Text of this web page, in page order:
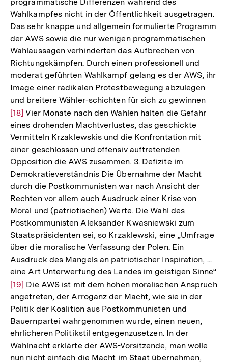
Wahlkampfes nicht in der Öffentlichkeit ausgetragen.
Das sehr knappe und allgemein formulierte Programm
der AWS sowie die nur wenigen programmatischen
Wahlaussagen verhinderten das Aufbrechen von
Richtungskämpfen. Durch einen professionell und
moderat geführten Wahlkampf gelang es der AWS, ihr
Image einer radikalen Protestbewegung abzulegen
und breitere Wähler-schichten für sich zu gewinnen
[18] Vier Monate nach den Wahlen halten die Gefahr
eines drohenden Machtverlustes, das geschickte
Vermitteln Krzaklewskis und die Konfrontation mit
einer geschlossen und offensiv auftretenden
Opposition die AWS zusammen. 3. Defizite im
Demokratieverständnis Die Übernahme der Macht
durch die Postkommunisten war nach Ansicht der
Rechten vor allem auch Ausdruck einer Krise von
Moral und (patriotischen) Werte. Die Wahl des
Postkommunisten Aleksander Kwasniewski zum
Staatspräsidenten sei, so Krzaklewski, eine „Umfrage
über die moralische Verfassung der Polen. Ein
Ausdruck des Mangels an patriotischer Inspiration, ...
eine Art Unterwerfung des Landes im geistigen Sinne“
Zur
Auflösung
der
Fußnote
[19] Die AWS ist mit dem hohen moralischen Anspruch
angetreten, der Arroganz der Macht, wie sie in der
Politik der Koalition aus Postkommunisten und
Bauernpartei wahrgenommen wurde, einen neuen,
ehrlicheren Politikstil entgegenzusetzen. In der
Wahlnacht erklärte der AWS-Vorsitzende, man wolle
nun nicht einfach die Macht im Staat übernehmen,